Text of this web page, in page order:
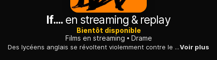
If....en streaming & replay
Bientôt disponible
Films en streaming
Drame
Des lycéens anglais se révoltent violemment contre le système éducatif et la discipline de fer de leur établissement. Ils vont même jusqu'à tirer sur la foule le jour de la remise des prix...Voir plus